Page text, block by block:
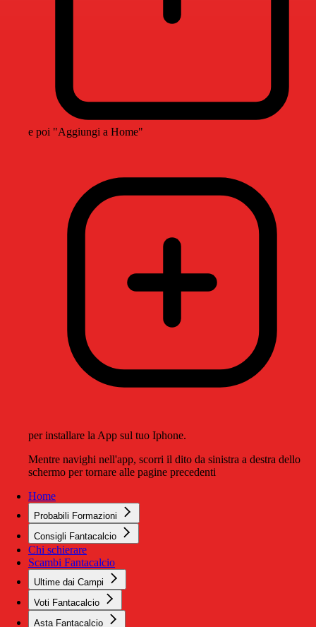
e poi "Aggiungi a Home"
per installare la App sul tuo Iphone.
Mentre navighi nell'app, scorri il dito da sinistra a destra dello
schermo per tornare alle pagine precedenti
Home
Probabili Formazioni
Consigli Fantacalcio
Chi schierare
Scambi Fantacalcio
Ultime dai Campi
Voti Fantacalcio
Asta Fantacalcio